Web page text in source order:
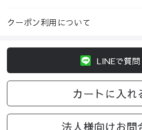
クーポン利用について
LINEで質問
カートに入れ
法人様向けお問